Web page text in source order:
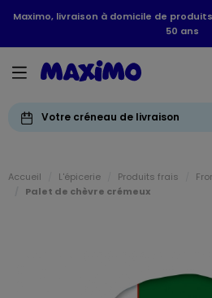
Maximo, livraison à domicile de
50 ans
Votre créneau de livraison
Accueil L'épicerie Produits frais
Palet de chèvre crémeux